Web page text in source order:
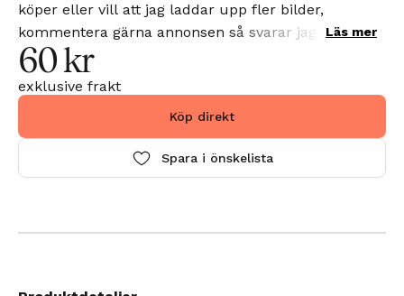
köper eller vill att jag laddar upp fler bilder,
kommentera gärna annonsen så svarar jag på din
kommentar så snart som möjligt.
Läs mer
60 kr
exklusive frakt
Köp direkt
Spara i önskelista